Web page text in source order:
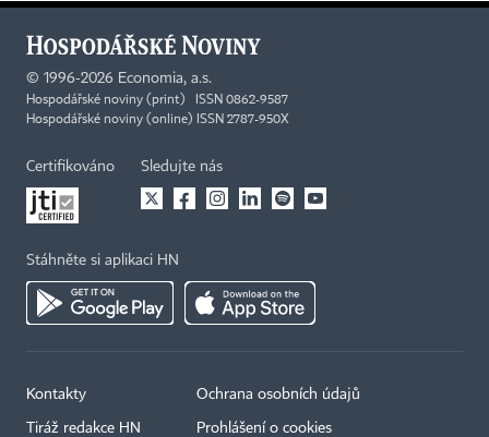
© 1996-2026 Economia, a.s.
Hospodářské noviny (print) ISSN 0862-9587
Hospodářské noviny (online) ISSN 2787-950X
Certifikováno Sledujte nás
Stáhněte si aplikaci HN
Kontakty
Tiráž redakce HN
Ochrana osobních údajů
Prohlášení o cookies